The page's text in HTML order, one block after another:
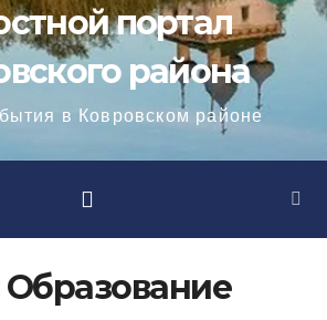
портал
района
в Ковровском районе
Образование